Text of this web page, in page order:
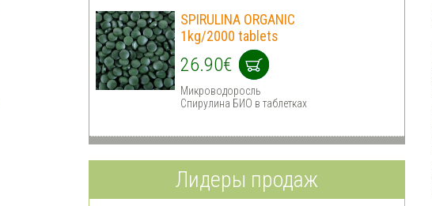
SPIRULINA ORGANIC
1kg/2000 tablets
26.90€
Микроводоросль
Спирулина БИО в таблетках
Лидеры продаж